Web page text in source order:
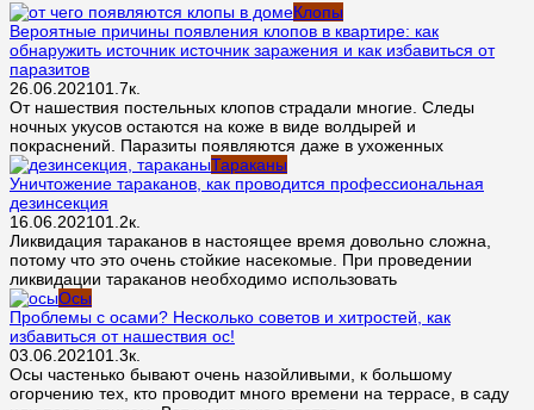
Клопы
Вероятные причины появления клопов в квартире: как
обнаружить источник источник заражения и как избавиться от
паразитов
26.06.202101.7к.
От нашествия постельных клопов страдали многие. Следы
ночных укусов остаются на коже в виде волдырей и
покраснений. Паразиты появляются даже в ухоженных
Тараканы
Уничтожение тараканов, как проводится профессиональная
дезинсекция
16.06.202101.2к.
Ликвидация тараканов в настоящее время довольно сложна,
потому что это очень стойкие насекомые. При проведении
ликвидации тараканов необходимо использовать
Осы
Проблемы с осами? Несколько советов и хитростей, как
избавиться от нашествия ос!
03.06.202101.3к.
Осы частенько бывают очень назойливыми, к большому
огорчению тех, кто проводит много времени на террасе, в саду